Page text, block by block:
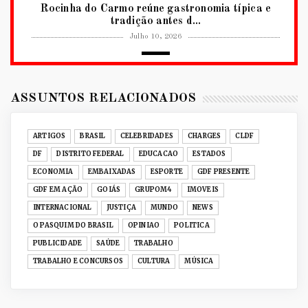
Rocinha do Carmo reúne gastronomia típica e
tradição antes d...
Julho 10, 2026
BRASÍLIA COM CULTURA, DIPLOM...
UNCATEGORIZED
Senac-DF leva oficinas gastronômicas à 33ª
Expochê com recei...
Junho 15, 2026
ACERVO DIGITAL
Acervo histórico de O Pasquim ganha novas
edições digitais e...
Junho 14, 2026
GRUPOM4
ASSUNTOS RELACIONADOS
ARTIGOS BRASIL CELEBRIDADES CHARGES CLDF
DF DISTRITO FEDERAL EDUCACAO ESTADOS
ECONOMIA EMBAIXADAS ESPORTE GDF PRESENTE
GDF EM AÇÃO GOIÁS GRUPOM4 IMOVEIS
INTERNACIONAL JUSTIÇA MUNDO NEWS
O PASQUIM DO BRASIL OPINIAO POLITICA
PUBLICIDADE SAÚDE TRABALHO
TRABALHO E CONCURSOS CULTURA MÚSICA